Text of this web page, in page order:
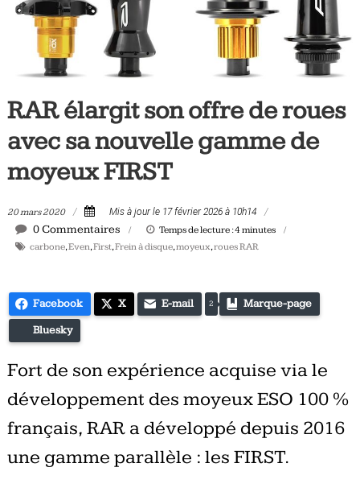
Tous
votre
vélo
triathlon
RAR élargit son offre de roues
avec sa nouvelle gamme de
moyeux FIRST
20 mars 2020 Mis à jour le 17 février 2026 à 10h14
0 Commentaires Temps de lecture :4 minutes
carbone,Even,First,Frein à disque,moyeux,roues RAR
Facebook X E-mail 2 Marque-page
Bluesky
Fort de son expérience acquise via le
développement des moyeux ESO 100 %
français, RAR a développé depuis 2016
une gamme parallèle : les FIRST.